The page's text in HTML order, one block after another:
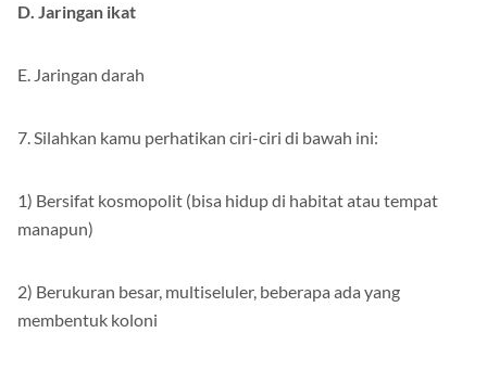
D. Jaringan ikat
E. Jaringan darah
7. Silahkan kamu perhatikan ciri-ciri di bawah ini:
1) Bersifat kosmopolit (bisa hidup di habitat atau tempat
manapun)
2) Berukuran besar, multiseluler, beberapa ada yang
membentuk koloni